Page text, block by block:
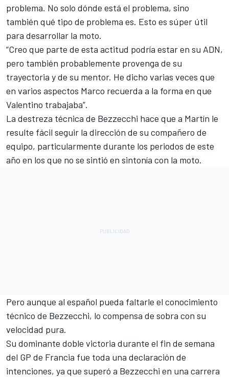
problema. No solo dónde está el problema, sino
también qué tipo de problema es. Esto es súper útil
para desarrollar la moto.
“Creo que parte de esta actitud podría estar en su ADN,
pero también probablemente provenga de su
trayectoria y de su mentor. He dicho varias veces que
en varios aspectos Marco recuerda a la forma en que
Valentino trabajaba”.
La destreza técnica de Bezzecchi hace que a Martín le
resulte fácil seguir la dirección de su compañero de
equipo, particularmente durante los periodos de este
año en los que no se sintió en sintonía con la moto.
Pero aunque al español pueda faltarle el conocimiento
técnico de Bezzecchi, lo compensa de sobra con su
velocidad pura.
Su dominante doble victoria durante el fin de semana
del GP de Francia fue toda una declaración de
intenciones, ya que superó a Bezzecchi en una carrera